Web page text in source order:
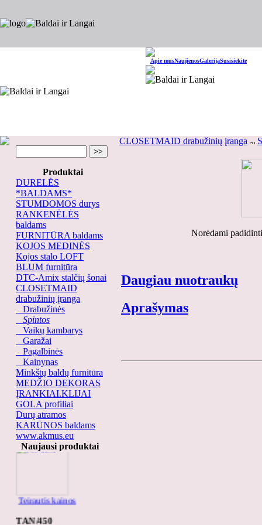
Apie musNaujienosGalerijaSusisiekite
Produktai
DURELĖS
*BALDAMS*
STUMDOMOS durys
RANKENĖLĖS
baldams
FURNITŪRA baldams
KOJOS MEDINĖS
Kojos stalo LOFT
BLUM furnitūra
DTC-Amix stalčių šonai
CLOSETMAID
drabužinių įranga
Drabužinės
Spintos
Vaikų kambarys
Garažai
Pagalbinės
Kainynas
Minkštų baldų furnitūra
MEDŽIO DEKORAS
ĮRANKIAI.KLIJAI
GOLA profiliai
Durų atramos
KARŪNOS baldams
www.akmus.eu
Naujausi produktai
PR-KM
Teirautis kainos
TAN/450
CLOSETMAID drabužinių įranga
Norėdami
Daugiau nuotraukų
Aprašymas